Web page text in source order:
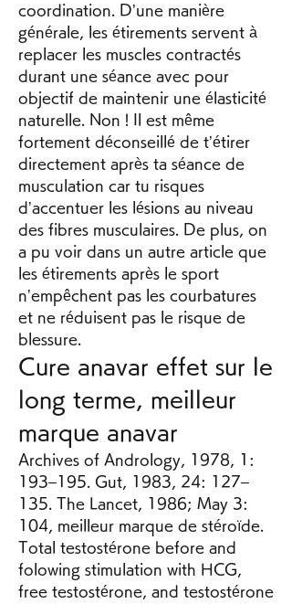
coordination. D’une manière
générale, les étirements servent à
replacer les muscles contractés
durant une séance avec pour
objectif de maintenir une élasticité
naturelle. Non ! Il est même
fortement déconseillé de t’étirer
directement après ta séance de
musculation car tu risques
d’accentuer les lésions au niveau
des fibres musculaires. De plus, on
a pu voir dans un autre article que
les étirements après le sport
n’empêchent pas les courbatures
et ne réduisent pas le risque de
blessure.
Cure anavar effet sur le
long terme, meilleur
marque anavar
Archives of Andrology, 1978, 1:
193–195. Gut, 1983, 24: 127–
135. The Lancet, 1986; May 3:
104, meilleur marque de stéroïde.
Total testostérone before and
folowing stimulation with HCG,
free testostérone, and testostérone